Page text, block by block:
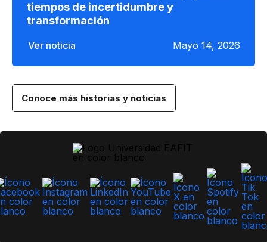
tiempos de incertidumbre y
transformación
Ver noticia Mayo 14, 2026
Conoce más historias y noticias